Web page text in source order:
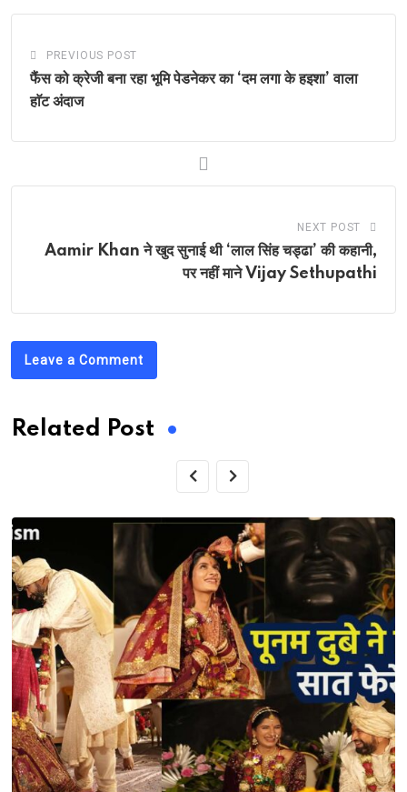
PREVIOUS POST
फैंस को क्रेजी बना रहा भूमि पेडनेकर का ‘दम लगा के हइशा’ वाला
हाॅट अंदाज
NEXT POST
Aamir Khan ने खुद सुनाई थी ‘लाल सिंह चड्ढा’ की कहानी,
पर नहीं माने Vijay Sethupathi
Leave a Comment
Related Post